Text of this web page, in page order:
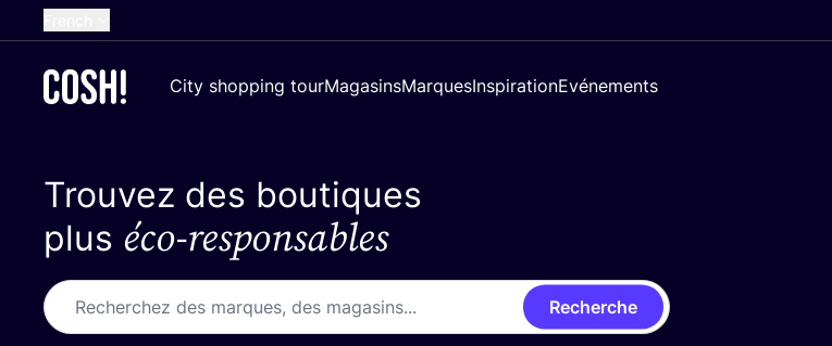
Dutch
German
Croatian
City shopping tourMagasinsMarquesInspirationEvénements
Trouvez des boutiques
plus éco-responsables
Recherche